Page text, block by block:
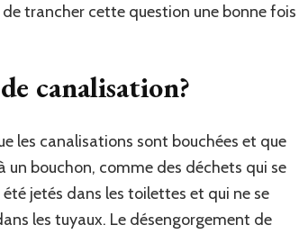
des
trancher cette question une bonne fois
canalisation?
les canalisations sont bouchées et que
un bouchon, comme des déchets qui se
jetés dans les toilettes et qui ne se
les tuyaux. Le désengorgement de